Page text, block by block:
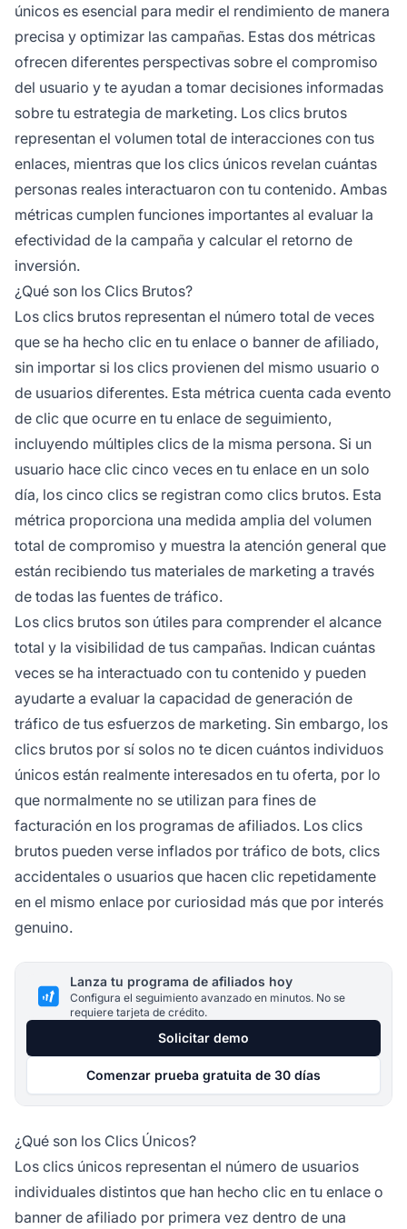
únicos es esencial para medir el rendimiento de manera
precisa y optimizar las campañas. Estas dos métricas
ofrecen diferentes perspectivas sobre el compromiso
del usuario y te ayudan a tomar decisiones informadas
sobre tu estrategia de marketing. Los clics brutos
representan el volumen total de interacciones con tus
enlaces, mientras que los clics únicos revelan cuántas
personas reales interactuaron con tu contenido. Ambas
métricas cumplen funciones importantes al evaluar la
efectividad de la campaña y calcular el retorno de
inversión.
¿Qué son los Clics Brutos?
Los clics brutos representan el número total de veces
que se ha hecho clic en tu enlace o banner de afiliado,
sin importar si los clics provienen del mismo usuario o
de usuarios diferentes. Esta métrica cuenta cada evento
de clic que ocurre en tu enlace de seguimiento,
incluyendo múltiples clics de la misma persona. Si un
usuario hace clic cinco veces en tu enlace en un solo
día, los cinco clics se registran como clics brutos. Esta
métrica proporciona una medida amplia del volumen
total de compromiso y muestra la atención general que
están recibiendo tus materiales de marketing a través
de todas las fuentes de tráfico.
Los clics brutos son útiles para comprender el alcance
total y la visibilidad de tus campañas. Indican cuántas
veces se ha interactuado con tu contenido y pueden
ayudarte a evaluar la capacidad de generación de
tráfico de tus esfuerzos de marketing. Sin embargo, los
clics brutos por sí solos no te dicen cuántos individuos
únicos están realmente interesados en tu oferta, por lo
que normalmente no se utilizan para fines de
facturación en los programas de afiliados. Los clics
brutos pueden verse inflados por tráfico de bots, clics
accidentales o usuarios que hacen clic repetidamente
en el mismo enlace por curiosidad más que por interés
genuino.
Lanza tu programa de afiliados hoy
Configura el seguimiento avanzado en minutos. No se
requiere tarjeta de crédito.
Solicitar demo
Comenzar prueba gratuita de 30 días
¿Qué son los Clics Únicos?
Los clics únicos representan el número de usuarios
individuales distintos que han hecho clic en tu enlace o
banner de afiliado por primera vez dentro de una